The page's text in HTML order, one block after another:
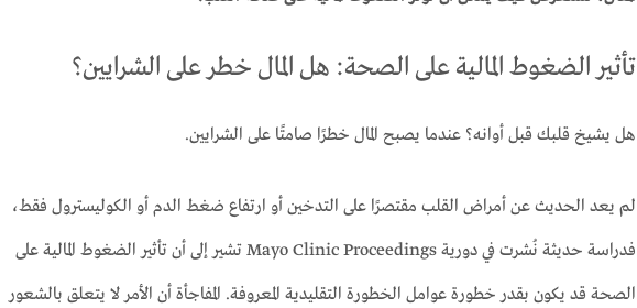
تأثير الضغوط المالية على الصحة: هل المال خطر على الشرايين؟
هل يشيخ قلبك قبل أوانه؟ عندما يصبح المال خطرًا صامتًا على الشرايين.
لم يعد الحديث عن أمراض القلب مقتصرًا على التدخين أو ارتفاع ضغط الدم أو الكوليسترول فقط،
فدراسة حديثة نُشرت في دورية Mayo Clinic Proceedings تشير إلى أن تأثير الضغوط المالية على
الصحة قد يكون بقدر خطورة عوامل الخطورة التقليدية المعروفة. المفاجأة أن الأمر لا يتعلق بالشعور